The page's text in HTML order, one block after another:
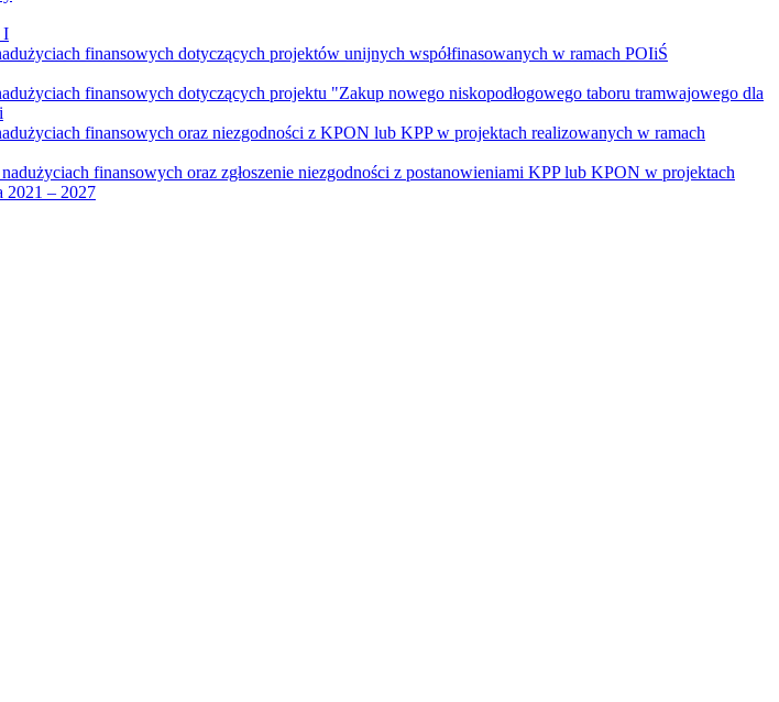
I
finansowych dotyczących projektów unijnych współfinasowanych w ramach POIiŚ
finansowych dotyczących projektu "Zakup nowego niskopodłogowego taboru tramwajowego dla
finansowych oraz niezgodności z KPON lub KPP w projektach realizowanych w ramach
finansowych oraz zgłoszenie niezgodności z postanowieniami KPP lub KPON w projektach
2021 – 2027